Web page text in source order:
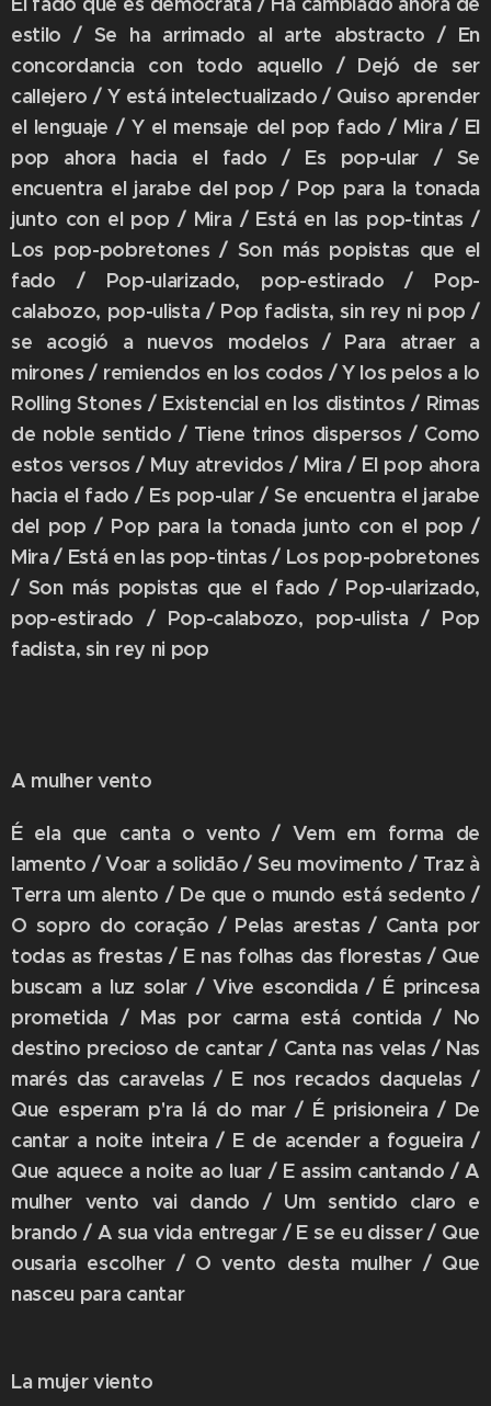
estilo / Se ha arrimado al arte abstracto / En
concordancia con todo aquello / Dejó de ser
callejero / Y está intelectualizado / Quiso aprender
el lenguaje / Y el mensaje del pop fado / Mira / El
pop ahora hacia el fado / Es pop-ular / Se
encuentra el jarabe del pop / Pop para la tonada
junto con el pop / Mira / Está en las pop-tintas /
Los pop-pobretones / Son más popistas que el
fado / Pop-ularizado, pop-estirado / Pop-
calabozo, pop-ulista / Pop fadista, sin rey ni pop /
se acogió a nuevos modelos / Para atraer a
mirones / remiendos en los codos / Y los pelos a lo
Rolling Stones / Existencial en los distintos / Rimas
de noble sentido / Tiene trinos dispersos / Como
estos versos / Muy atrevidos / Mira / El pop ahora
hacia el fado / Es pop-ular / Se encuentra el jarabe
del pop / Pop para la tonada junto con el pop /
Mira / Está en las pop-tintas / Los pop-pobretones
/ Son más popistas que el fado / Pop-ularizado,
pop-estirado / Pop-calabozo, pop-ulista / Pop
fadista, sin rey ni pop
A mulher vento
É ela que canta o vento / Vem em forma de
lamento / Voar a solidão / Seu movimento / Traz à
Terra um alento / De que o mundo está sedento /
O sopro do coração / Pelas arestas / Canta por
todas as frestas / E nas folhas das florestas / Que
buscam a luz solar / Vive escondida / É princesa
prometida / Mas por carma está contida / No
destino precioso de cantar / Canta nas velas / Nas
marés das caravelas / E nos recados daquelas /
Que esperam p'ra lá do mar / É prisioneira / De
cantar a noite inteira / E de acender a fogueira /
Que aquece a noite ao luar / E assim cantando / A
mulher vento vai dando / Um sentido claro e
brando / A sua vida entregar / E se eu disser / Que
ousaria escolher / O vento desta mulher / Que
nasceu para cantar
La mujer viento